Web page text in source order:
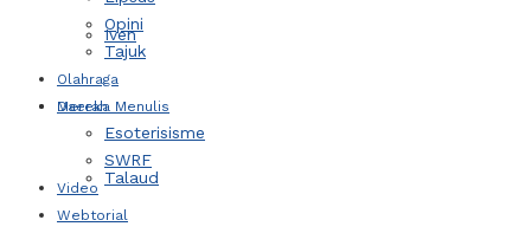
Iven
Daerah
Talaud
Opini
Tajuk
Olahraga
Mereka Menulis
Esoterisisme
SWRF
Video
Webtorial